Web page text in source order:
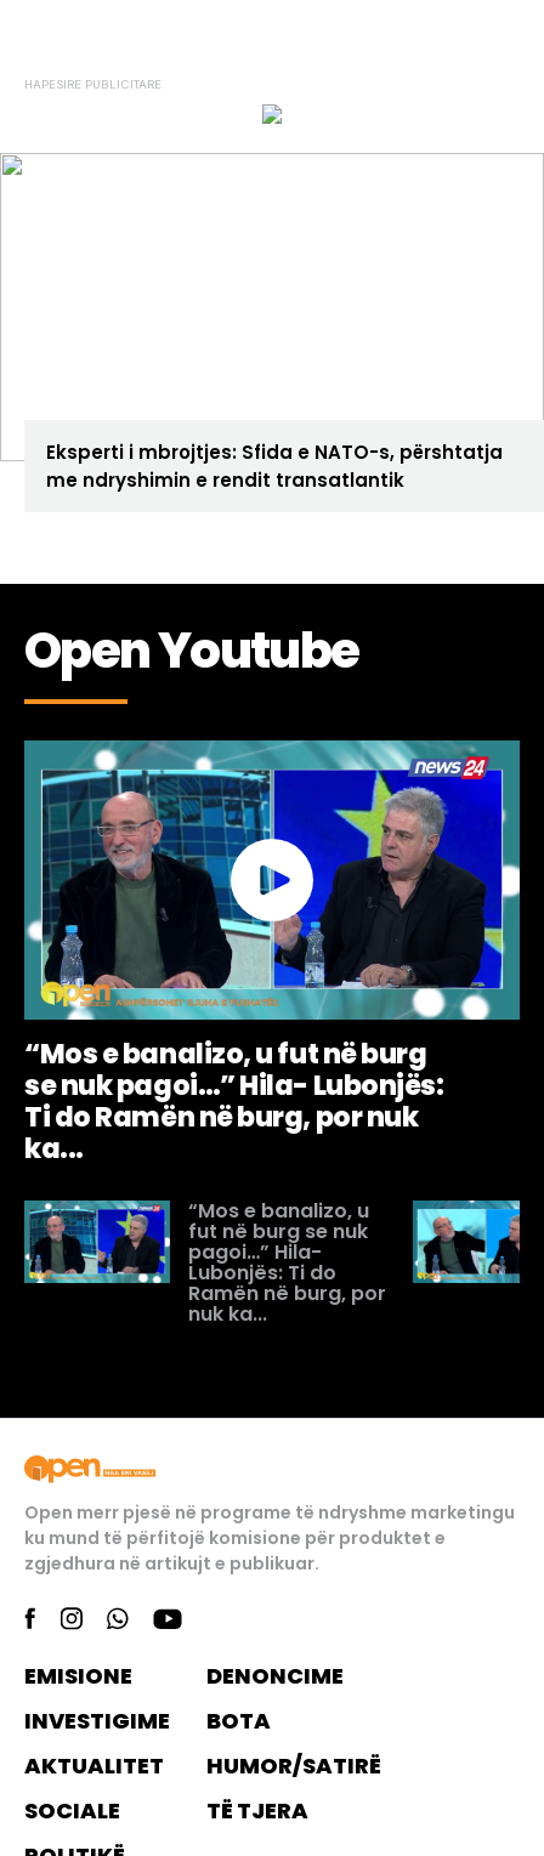
Eksperti i mbrojtjes: Sfida e NATO-s, përshtatja
me ndryshimin e rendit transatlantik
Open Youtube
“Mos e banalizo, u fut në burg
se nuk pagoi…” Hila- Lubonjës:
Ti do Ramën në burg, por nuk
ka...
“Mos e banalizo, u
fut në burg se nuk
pagoi…” Hila-
Lubonjës: Ti do
Ramën në burg, por
nuk ka...
Open merr pjesë në programe të ndryshme marketingu
ku mund të përfitojë komisione për produktet e
zgjedhura në artikujt e publikuar.
EMISIONE
INVESTIGIME
AKTUALITET
SOCIALE
DENONCIME
BOTA
HUMOR/SATIRË
TË TJERA